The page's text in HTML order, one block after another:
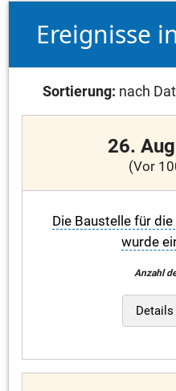
Ereignisse
Sortierung: nach
26.
(Vor
Die Baustelle für
wurde
Anzahl
Details